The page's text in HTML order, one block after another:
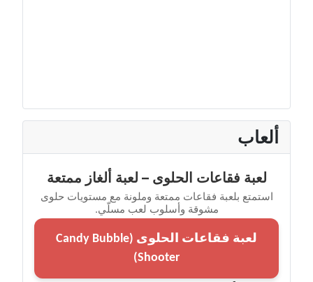
ألعاب
لعبة فقاعات الحلوى – لعبة ألغاز ممتعة
استمتع بلعبة فقاعات ممتعة وملونة مع مستويات حلوى
مشوقة وأسلوب لعب مسلّي.
لعبة فقاعات الحلوى (Candy Bubble
Shooter)